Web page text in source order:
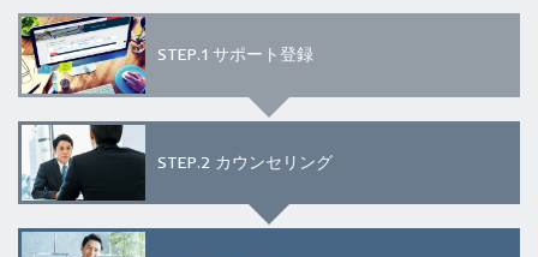
STEP.1 サポート登録
STEP.2 カウンセリング